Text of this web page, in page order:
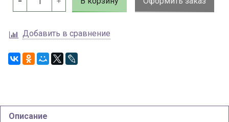
Добавить в сравнение
Описание